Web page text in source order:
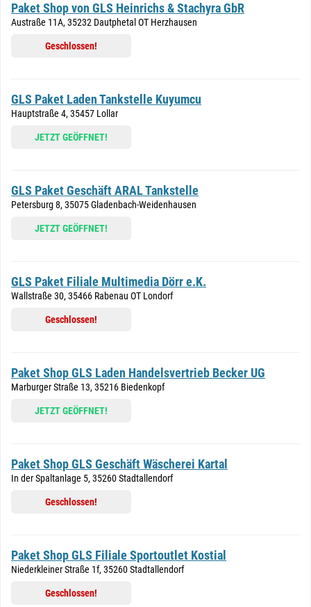
Paket Shop von GLS Heinrichs & Stachyra GbR
Austraße 11A, 35232 Dautphetal OT Herzhausen
Geschlossen!
GLS Paket Laden Tankstelle Kuyumcu
Hauptstraße 4, 35457 Lollar
JETZT GEÖFFNET!
GLS Paket Geschäft ARAL Tankstelle
Petersburg 8, 35075 Gladenbach-Weidenhausen
JETZT GEÖFFNET!
GLS Paket Filiale Multimedia Dörr e.K.
Wallstraße 30, 35466 Rabenau OT Londorf
Geschlossen!
Paket Shop GLS Laden Handelsvertrieb Becker UG
Marburger Straße 13, 35216 Biedenkopf
JETZT GEÖFFNET!
Paket Shop GLS Geschäft Wäscherei Kartal
In der Spaltanlage 5, 35260 Stadtallendorf
Geschlossen!
Paket Shop GLS Filiale Sportoutlet Kostial
Niederkleiner Straße 1f, 35260 Stadtallendorf
Geschlossen!